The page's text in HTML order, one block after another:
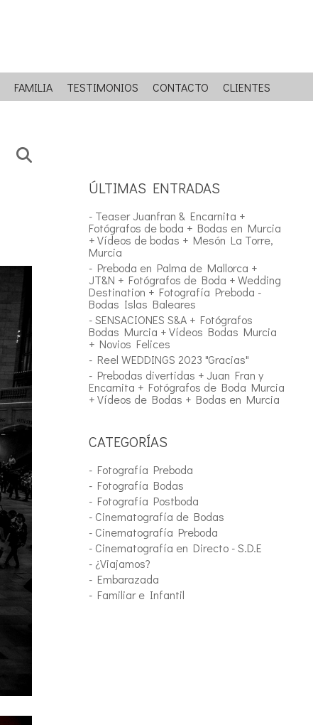
FAMILIA TESTIMONIOS CONTACTO CLIENTES
ÚLTIMAS ENTRADAS
- Teaser Juanfran & Encarnita +
Fotógrafos de boda + Bodas en Murcia
+ Vídeos de bodas + Mesón La Torre,
Murcia
- Preboda en Palma de Mallorca +
JT&N + Fotógrafos de Boda + Wedding
Destination + Fotografía Preboda -
Bodas Islas Baleares
- SENSACIONES S&A + Fotógrafos
Bodas Murcia + Vídeos Bodas Murcia
+ Novios Felices
- Reel WEDDINGS 2023 "Gracias"
- Prebodas divertidas + Juan Fran y
Encarnita + Fotógrafos de Boda Murcia
+ Vídeos de Bodas + Bodas en Murcia
CATEGORÍAS
- Fotografía Preboda
- Fotografía Bodas
- Fotografía Postboda
- Cinematografía de Bodas
- Cinematografía Preboda
- Cinematografía en Directo - S.D.E
- ¿Viajamos?
- Embarazada
- Familiar e Infantil